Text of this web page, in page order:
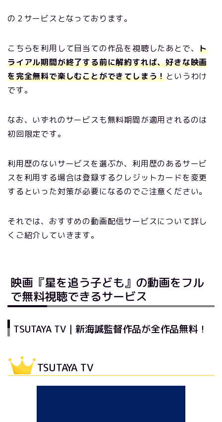
の２サービスとなっております。
こちらを利用して目当ての作品を視聴したあとで、ト
ライアル期間が終了する前に解約すれば、好きな映画
を完全無料で楽しむことができてしまう！というわけ
です。
なお、いずれのサービスも無料期間が適用されるのは
初回限定です。
利用歴のないサービスを選ぶか、利用歴のあるサービ
スを利用する場合は登録するクレジットカードを変更
するといった対策が必要になるのでご注意ください。
それでは、おすすめの動画配信サービスについて詳し
くご紹介していきます。
映画『星を追う子ども』の動画をフル
で無料視聴できるサービス
TSUTAYA TV｜新海誠監督作品が全作品無料！
TSUTAYA TV